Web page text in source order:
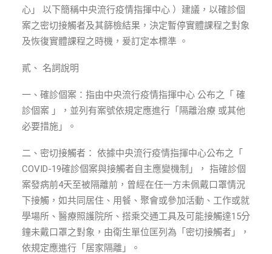
心」 以下簡稱中央流行疫情指揮中心 ）建議，以確診個
案之密切接觸者及其篩檢結果，決定暫停實體課程之對象
及恢復實體課程之時機，爰訂定本標準 。
貳、 名詞說明
一、確診個案：指由中央流行疫情指揮中心 公布之「 確
診個案 」，並列有案號依規定應進行「隔離治療 或其他
必要措施」。
二、密切接觸者： 依據中央流行疫情指揮中心公布之「
COVID-19確診個案與接觸者自主應變機制」， 指確診個
案發病前4天至被隔離前，曾經在任一方未佩戴口罩情況
下接觸，如共同居住、用餐、聚會或參加活動、工作或就
學場所、醫療照護院所、搭乘交通工具及可能接觸達15分
鐘未戴口罩之對象，由衛生單位匡列為「密切接觸者」，
依規定應進行「居家隔離」。